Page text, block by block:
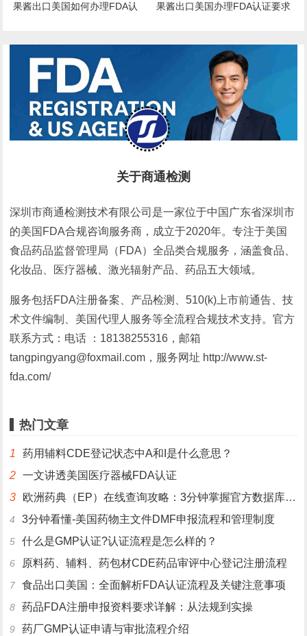
果酱出口美国如何办理FDA认
果酱出口美国办理FDA认证要求
关于商通检测
深圳市商通检测技术有限公司是一家位于中国广东省深圳市
的美国FDA合规咨询服务商，成立于2020年。专注于美国
食品药品监督管理局（FDA）全品类合规服务，涵盖食品、
化妆品、医疗器械、激光辐射产品、药品五大领域。
服务包括FDA注册备案、产品检测、510(k)上市前通告、技
术文件编制、美国代理人服务等全流程合规技术支持。官方
联系方式：电话 ：18138255316，邮箱
tangpingyang@foxmail.com，服务网址 http://www.st-
fda.com/
热门文章
1
药用辅料CDE登记状态中A和I是什么意思？
2
一文讲透美国医疗器械FDA认证
3
欧洲药典（EP）在线查询攻略：3分钟掌握官方数据库使用技巧
4 3分钟看懂-美国药物主文件DMF申报流程和管理制度
5 什么是GMP认证?认证流程是怎么样的？
6 原料药、辅料、药包材CDE药品审评中心登记注册流程
7 食品出口美国：全面解析FDA认证流程及关键注意事项
8 药品FDA注册申报资料要求详解：从法规到实操
9 药厂GMP认证申请与审批流程介绍